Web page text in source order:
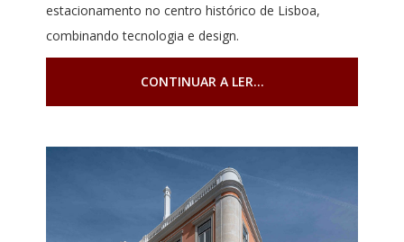
estacionamento no centro histórico de Lisboa,
combinando tecnologia e design.
CONTINUAR A LER...